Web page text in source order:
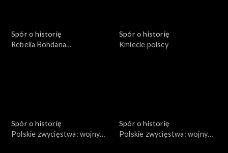
Spór o historię
Rebelia Bohdana
Spór o historię
Kmiecie polscy
Spór o historię
Polskie zwycięstwa: wojny
Spór o historię
Polskie zwycięstwa: wojny